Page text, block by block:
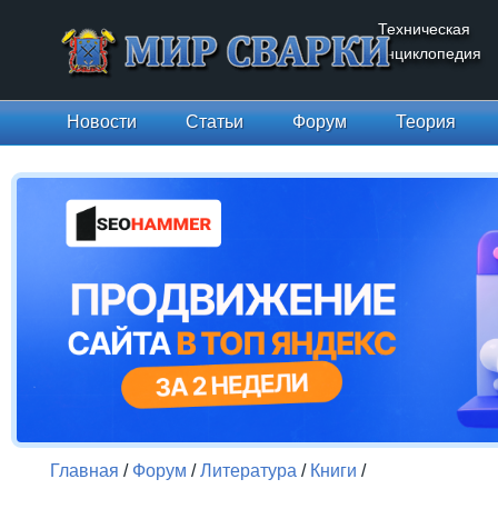
Техническая
энциклопедия
Новости Статьи Форум Теория
Главная / Форум /Литература / Книги /